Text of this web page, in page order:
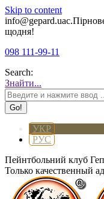
Skip to content
info@gepard.ua
щодня!
098 111-99-11
Search:
Знайти...
УКР
РУС
Пейнтбольний клуб
Только качественный